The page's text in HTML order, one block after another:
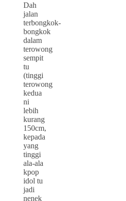
Dah
jalan
terbongkok-
bongkok
dalam
terowong
sempit
tu
(tinggi
terowong
kedua
ni
lebih
kurang
150cm,
kepada
yang
tinggi
ala-ala
kpop
idol tu
jadi
nenek